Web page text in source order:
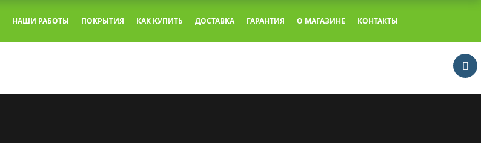
НАШИ РАБОТЫ ПОКРЫТИЯ КАК КУПИТЬ ДОСТАВКА ГАРАНТИЯ О МАГАЗИНЕ КОНТАКТЫ